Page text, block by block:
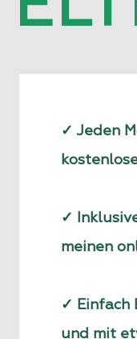
✓ Jeden
✓
meinen
✓ Einfach
und mit